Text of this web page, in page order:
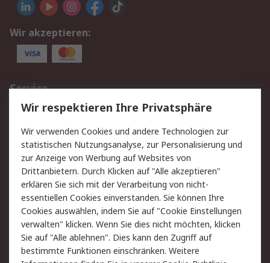
Wir akzeptieren:
Service
Value Added Services
Lieferlösungen
Rücksendungen
Kontakt
Hilfe
Rechtliches
AGB
Datenschutz
Cookie-Richtlinie
Zahlungsbedingungen
Copyright/Impressum
Wir respektieren Ihre Privatsphäre
Wir verwenden Cookies und andere Technologien zur
statistischen Nutzungsanalyse, zur Personalisierung und
zur Anzeige von Werbung auf Websites von
Drittanbietern. Durch Klicken auf "Alle akzeptieren"
erklären Sie sich mit der Verarbeitung von nicht-
essentiellen Cookies einverstanden. Sie können Ihre
Cookies auswählen, indem Sie auf "Cookie Einstellungen
verwalten" klicken. Wenn Sie dies nicht möchten, klicken
Sie auf "Alle ablehnen". Dies kann den Zugriff auf
bestimmte Funktionen einschränken. Weitere